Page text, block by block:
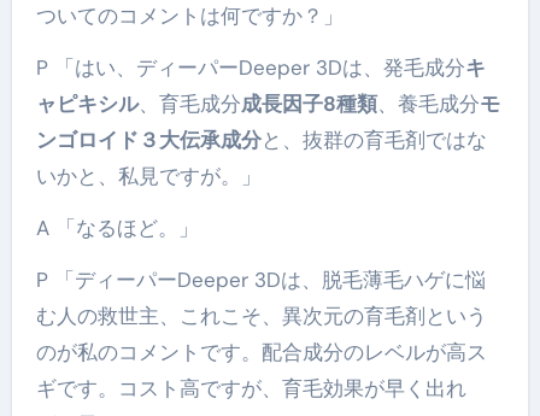
ついてのコメントは何ですか？」
P 「はい、ディーパーDeeper 3Dは、発毛成分キ
ャピキシル、育毛成分成長因子8種類、養毛成分モ
ンゴロイド３大伝承成分と、抜群の育毛剤ではな
いかと、私見ですが。」
A 「なるほど。」
P 「ディーパーDeeper 3Dは、脱毛薄毛ハゲに悩
む人の救世主、これこそ、異次元の育毛剤という
のが私のコメントです。配合成分のレベルが高ス
ギです。コスト高ですが、育毛効果が早く出れ